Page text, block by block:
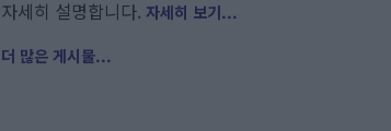
자세히 설명합니다.자세히 보기...
더 많은 게시물...